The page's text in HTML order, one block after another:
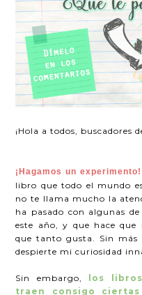
¡Hola a todos, buscadores
¡Hagamos un experimento!
libro que todo el mundo
no te llama mucho la
ha pasado con algunas
este año, y que hace
que tanto gusta. Sin más
despierte mi curiosidad
Sin embargo,
los
traen consigo ciertas